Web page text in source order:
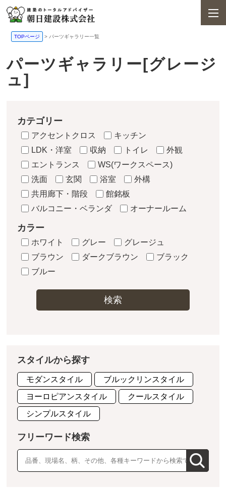
TOPページ > パーツギャラリー一覧
パーツギャラリー[グレージ
ュ]
カテゴリー
アクセントクロス
キッチン
LDK・洋室
収納 トイレ
外観
エントランス
WS(ワークスペース)
洗面
玄関 浴室
外構
共用廊下・階段
館銘板
バルコニー・ベランダ
オーナールーム
カラー
ホワイト グレー
グレージュ
ブラウン
ダークブラウン
ブラック
ブルー
検索
スタイルから探す
モダンスタイル
ブルックリンスタイル
ヨーロピアンスタイル
クールスタイル
シンプルスタイル
フリーワード検索